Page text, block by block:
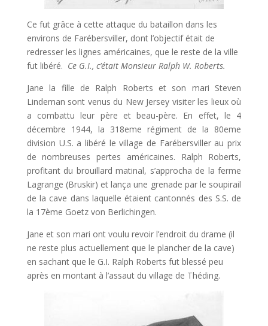
Ce fut grâce à cette attaque du bataillon dans les
environs de Farébersviller, dont l’objectif était de
redresser les lignes américaines, que le reste de la ville
fut libéré. Ce G.I., c’était Monsieur Ralph W. Roberts.
Jane la fille de Ralph Roberts et son mari Steven
Lindeman sont venus du New Jersey visiter les lieux où
a combattu leur père et beau-père. En effet, le 4
décembre 1944, la 318eme régiment de la 80eme
division U.S. a libéré le village de Farébersviller au prix
de nombreuses pertes américaines. Ralph Roberts,
profitant du brouillard matinal, s’approcha de la ferme
Lagrange (Bruskir) et lança une grenade par le soupirail
de la cave dans laquelle étaient cantonnés des S.S. de
la 17ème Goetz von Berlichingen.
Jane et son mari ont voulu revoir l’endroit du drame (il
ne reste plus actuellement que le plancher de la cave)
en sachant que le G.I. Ralph Roberts fut blessé peu
après en montant à l’assaut du village de Théding.